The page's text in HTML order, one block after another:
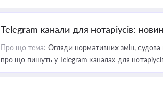
Telegram канали для нотаріусів:
Про що тема: Огляди нормативних змін, судова
про що пишуть у Telegram каналах для